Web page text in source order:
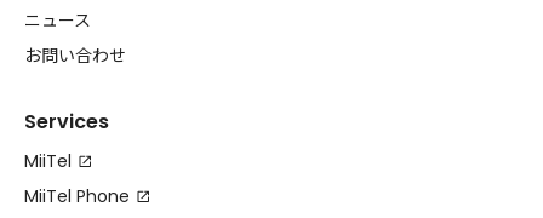
ニュース
お問い合わせ
Services
MiiTel
MiiTel Phone